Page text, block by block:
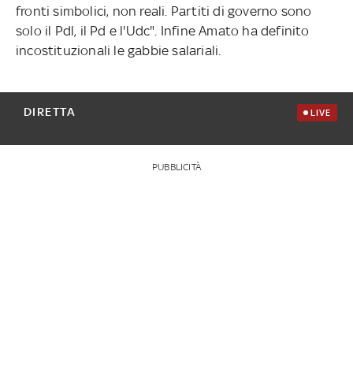
fronti simbolici, non reali. Partiti di governo sono
solo il Pdl, il Pd e l'Udc". Infine Amato ha definito
incostituzionali le gabbie salariali.
DIRETTA LIVE
PUBBLICITÀ